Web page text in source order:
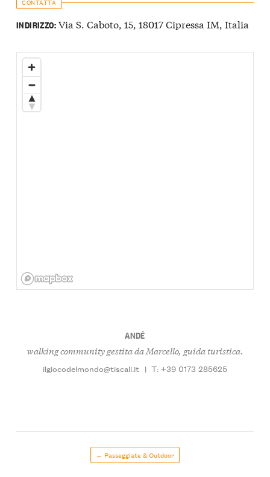
INDIRIZZO:Via S. Caboto, 15, 18017 Cipressa IM, Italia
ANDÉ
walking community gestita da Marcello, guida turistica.
ilgiocodelmondo@tiscali.it | T: +39 0173 285625
← Passeggiate & Outdoor